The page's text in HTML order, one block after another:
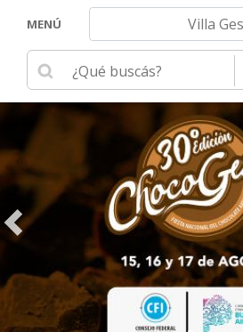
MENÚ Navegar hacia otra
Ingrese su búsqueda